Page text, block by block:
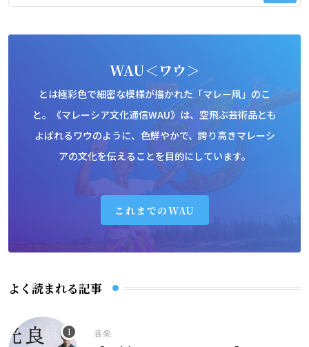
WAU＜ワウ＞
とは極彩色で細密な模様が描かれた「マレー凧」のこ
と。《マレーシア文化通信WAU》は、空飛ぶ芸術品とも
よばれるワウのように、色鮮やかで、誇り高きマレーシ
アの文化を伝えることを目的にしています。
これまでのWAU
よく読まれる記事
音楽